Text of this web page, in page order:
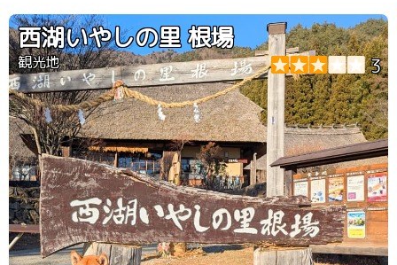
西湖いやしの里 根場
観光地 3